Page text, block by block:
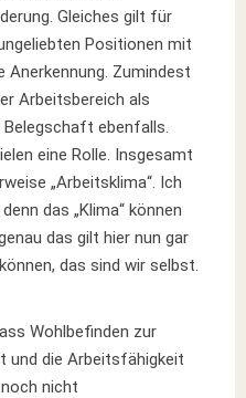
Gleiches gilt für
Positionen mit
Anerkennung. Zumindest
Arbeitsbereich als
ebenfalls.
eine Rolle. Insgesamt
„Arbeitsklima“. Ich
das „Klima“ können
das gilt hier nun gar
das sind wir selbst.
Wohlbefinden zur
und die Arbeitsfähigkeit
nicht